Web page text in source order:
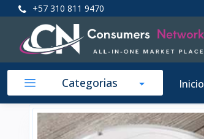
+57 310 811 9470
Categorias Inicio